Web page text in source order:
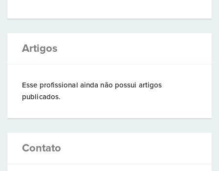
Artigos
Esse profissional ainda não possui artigos
publicados.
Contato